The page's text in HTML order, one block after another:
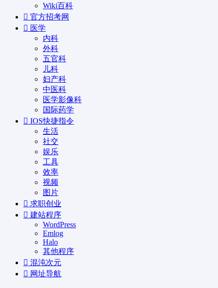
Wiki百科
官方招考网
医学
内科
外科
五官科
儿科
妇产科
中医科
医学影像科
国际药学
IOS快捷指令
生活
社交
娱乐
工具
效率
视频
图片
求职创业
建站程序
WordPress
Emlog
Halo
其他程序
混沌次元
网址导航